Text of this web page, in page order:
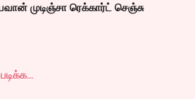
முடிஞ்சா ரெக்கார்ட் செஞ்சு